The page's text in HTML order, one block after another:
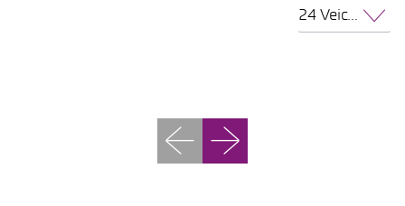
24 Veicoli per pagina